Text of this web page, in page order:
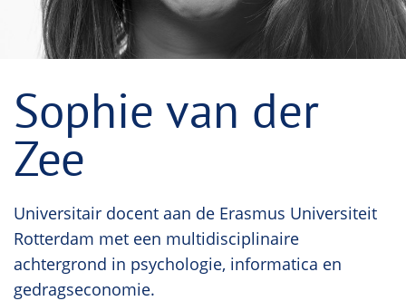
Sophie van der
Zee
Universitair docent aan de Erasmus Universiteit
Rotterdam met een multidisciplinaire
achtergrond in psychologie, informatica en
gedragseconomie.